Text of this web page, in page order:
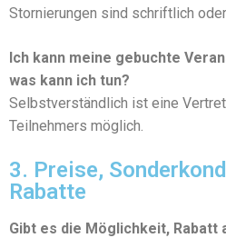
Stornierungen sind schriftlich
Ich kann meine gebuchte
was kann ich tun?
Selbstverständlich ist eine
Teilnehmers möglich.
3. Preise,
Rabatte
Gibt es die Möglichkeit, Rabatt